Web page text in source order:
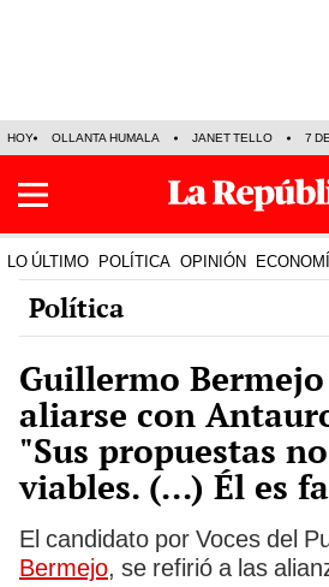
HOY OLLANTA HUMALA JANET TELLO 7
LO ÚLTIMO POLÍTICA OPINIÓN
Política
Guillermo
aliarse con
"Sus propuestas
viables. (...) Él es
El candidato por Voces del
Bermejo, se refirió a las